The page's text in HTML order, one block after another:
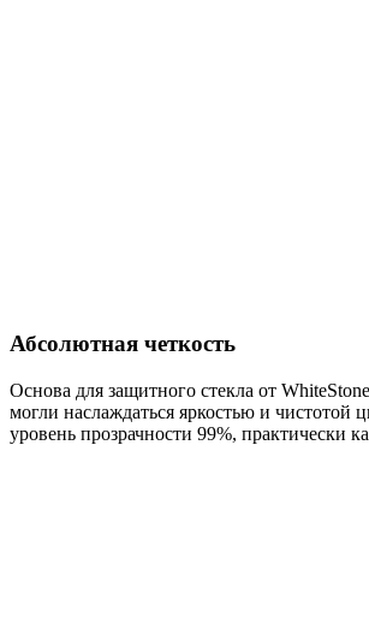
Абсолютная четкость
Основа для защитного стекла от
могли наслаждаться яркостью и чистотой
уровень прозрачности 99%, практически